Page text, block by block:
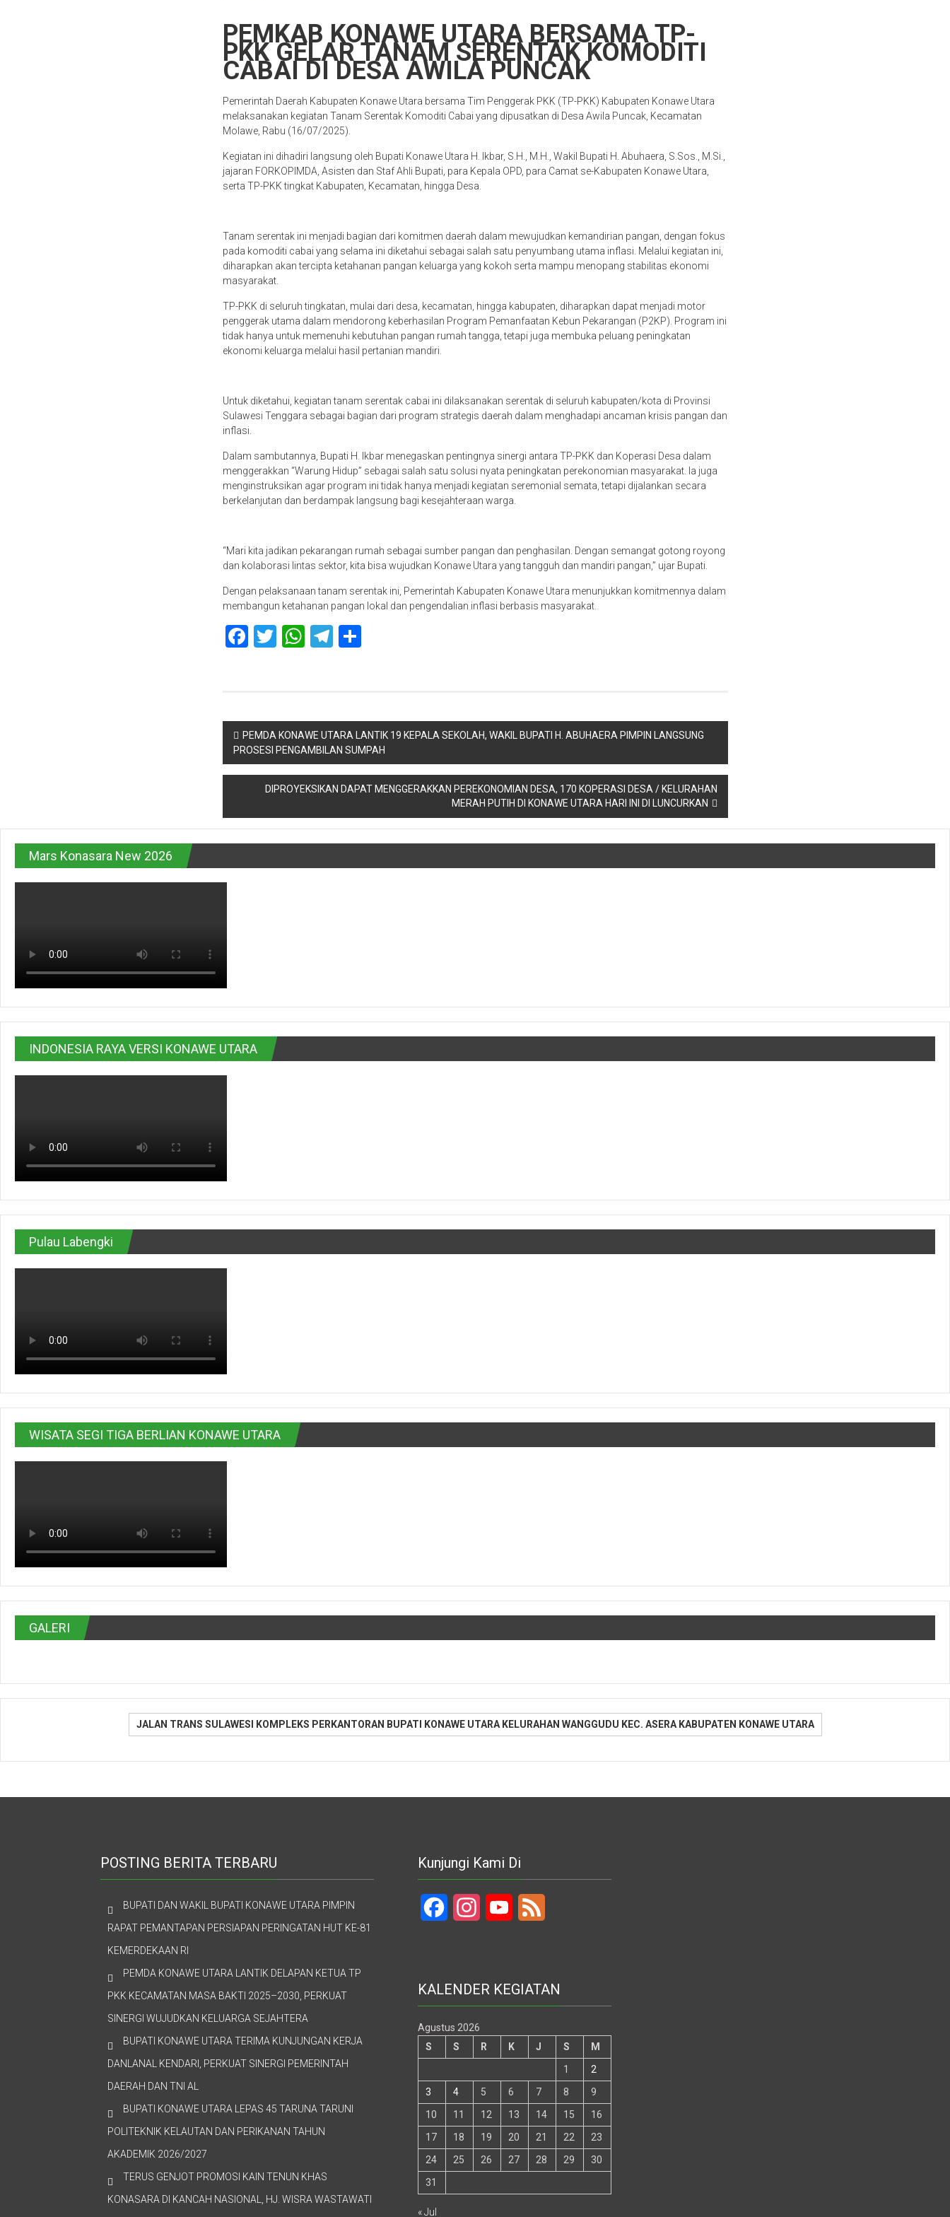
PEMKAB KONAWE UTARA BERSAMA TP-
PKK GELAR TANAM SERENTAK KOMODITI
CABAI DI DESA AWILA PUNCAK
Pemerintah Daerah Kabupaten Konawe Utara bersama Tim Penggerak PKK (TP-PKK) Kabupaten Konawe Utara
melaksanakan kegiatan Tanam Serentak Komoditi Cabai yang dipusatkan di Desa Awila Puncak, Kecamatan
Molawe, Rabu (16/07/2025).
Kegiatan ini dihadiri langsung oleh Bupati Konawe Utara H. Ikbar, S.H., M.H., Wakil Bupati H. Abuhaera, S.Sos., M.Si.,
jajaran FORKOPIMDA, Asisten dan Staf Ahli Bupati, para Kepala OPD, para Camat se-Kabupaten Konawe Utara,
serta TP-PKK tingkat Kabupaten, Kecamatan, hingga Desa.
Tanam serentak ini menjadi bagian dari komitmen daerah dalam mewujudkan kemandirian pangan, dengan fokus
pada komoditi cabai yang selama ini diketahui sebagai salah satu penyumbang utama inflasi. Melalui kegiatan ini,
diharapkan akan tercipta ketahanan pangan keluarga yang kokoh serta mampu menopang stabilitas ekonomi
masyarakat.
TP-PKK di seluruh tingkatan, mulai dari desa, kecamatan, hingga kabupaten, diharapkan dapat menjadi motor
penggerak utama dalam mendorong keberhasilan Program Pemanfaatan Kebun Pekarangan (P2KP). Program ini
tidak hanya untuk memenuhi kebutuhan pangan rumah tangga, tetapi juga membuka peluang peningkatan
ekonomi keluarga melalui hasil pertanian mandiri.
Untuk diketahui, kegiatan tanam serentak cabai ini dilaksanakan serentak di seluruh kabupaten/kota di Provinsi
Sulawesi Tenggara sebagai bagian dari program strategis daerah dalam menghadapi ancaman krisis pangan dan
inflasi.
Dalam sambutannya, Bupati H. Ikbar menegaskan pentingnya sinergi antara TP-PKK dan Koperasi Desa dalam
menggerakkan “Warung Hidup” sebagai salah satu solusi nyata peningkatan perekonomian masyarakat. Ia juga
menginstruksikan agar program ini tidak hanya menjadi kegiatan seremonial semata, tetapi dijalankan secara
berkelanjutan dan berdampak langsung bagi kesejahteraan warga.
“Mari kita jadikan pekarangan rumah sebagai sumber pangan dan penghasilan. Dengan semangat gotong royong
dan kolaborasi lintas sektor, kita bisa wujudkan Konawe Utara yang tangguh dan mandiri pangan,” ujar Bupati.
Dengan pelaksanaan tanam serentak ini, Pemerintah Kabupaten Konawe Utara menunjukkan komitmennya dalam
membangun ketahanan pangan lokal dan pengendalian inflasi berbasis masyarakat.
Facebook
Twitter
WhatsApp
Telegram
Share
Navigasi
pos
PEMDA KONAWE UTARA LANTIK 19 KEPALA SEKOLAH, WAKIL BUPATI H. ABUHAERA PIMPIN LANGSUNG
PROSESI PENGAMBILAN SUMPAH
DIPROYEKSIKAN DAPAT MENGGERAKKAN PEREKONOMIAN DESA, 170 KOPERASI DESA / KELURAHAN
MERAH PUTIH DI KONAWE UTARA HARI INI DI LUNCURKAN
Mars Konasara New 2026
INDONESIA RAYA VERSI KONAWE UTARA
Pulau Labengki
WISATA SEGI TIGA BERLIAN KONAWE UTARA
GALERI
JALAN TRANS SULAWESI KOMPLEKS PERKANTORAN BUPATI KONAWE UTARA KELURAHAN WANGGUDU KEC. ASERA KABUPATEN KONAWE UTARA
POSTING BERITA TERBARU
BUPATI DAN WAKIL BUPATI KONAWE UTARA PIMPIN
RAPAT PEMANTAPAN PERSIAPAN PERINGATAN HUT KE-81
KEMERDEKAAN RI
PEMDA KONAWE UTARA LANTIK DELAPAN KETUA TP
PKK KECAMATAN MASA BAKTI 2025–2030, PERKUAT
SINERGI WUJUDKAN KELUARGA SEJAHTERA
BUPATI KONAWE UTARA TERIMA KUNJUNGAN KERJA
DANLANAL KENDARI, PERKUAT SINERGI PEMERINTAH
DAERAH DAN TNI AL
BUPATI KONAWE UTARA LEPAS 45 TARUNA TARUNI
POLITEKNIK KELAUTAN DAN PERIKANAN TAHUN
AKADEMIK 2026/2027
TERUS GENJOT PROMOSI KAIN TENUN KHAS
KONASARA DI KANCAH NASIONAL, HJ. WISRA WASTAWATI
Kunjungi Kami Di
FacebookInstagramYouTube
KALENDER KEGIATAN
Agustus 2026
S
S R K J S
M
1
2
3
4 5 6 7 8
9
10
11 12 13 14 15
16
17
18 19 20 21 22
23
24
25 26 27 28 29
30
31
« Jul